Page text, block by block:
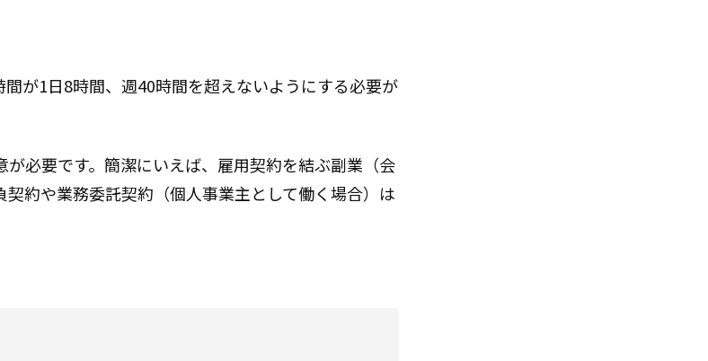
が1日8時間、週40時間を超えないようにする必要が
必要です。簡潔にいえば、雇用契約を結ぶ副業（会
約や業務委託契約（個人事業主として働く場合）は